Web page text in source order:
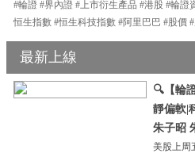
#輪證 #界內證 #上市衍生產品 #港股 #輪證
恒生指數 #恒生科技指數 #阿里巴巴 #股價
最新上線
🔍【輪
靜偏軟|
朱子昭
美股上周